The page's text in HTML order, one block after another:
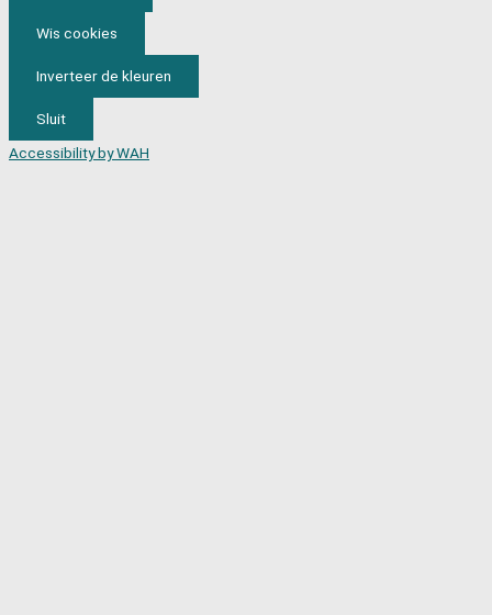
Wis cookies
Inverteer de kleuren
Sluit
Accessibility by WAH